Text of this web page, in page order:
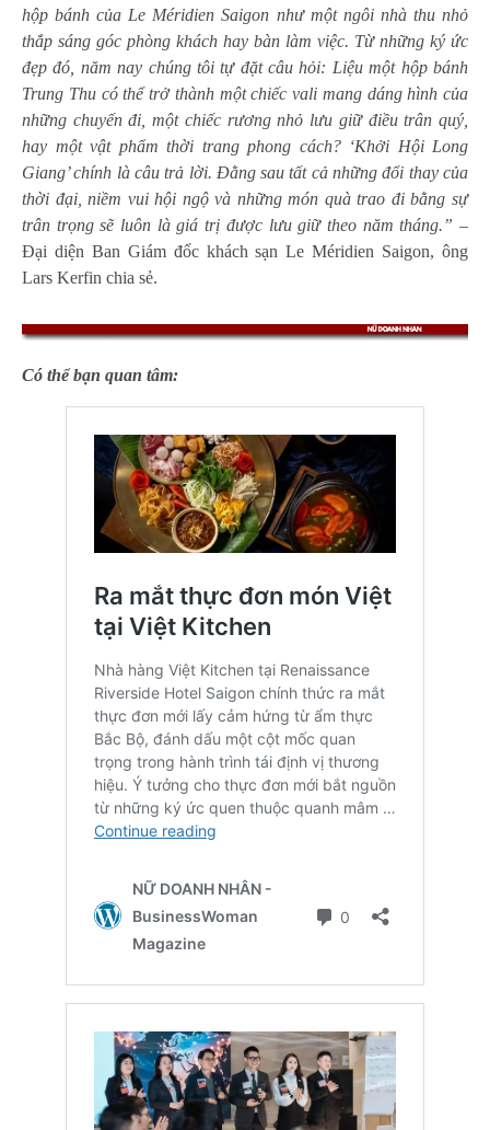
hộp bánh của Le Méridien Saigon như một ngôi nhà thu nhỏ
thắp sáng góc phòng khách hay bàn làm việc. Từ những ký ức
đẹp đó, năm nay chúng tôi tự đặt câu hỏi: Liệu một hộp bánh
Trung Thu có thể trở thành một chiếc vali mang dáng hình của
những chuyến đi, một chiếc rương nhỏ lưu giữ điều trân quý,
hay một vật phẩm thời trang phong cách? ‘Khởi Hội Long
Giang’ chính là câu trả lời. Đằng sau tất cả những đổi thay của
thời đại, niềm vui hội ngộ và những món quà trao đi bằng sự
trân trọng sẽ luôn là giá trị được lưu giữ theo năm tháng.” –
Đại diện Ban Giám đốc khách sạn Le Méridien Saigon, ông
Lars Kerfin chia sẻ.
Có thể bạn quan tâm: